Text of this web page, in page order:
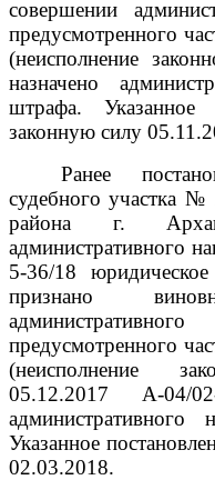
совершении
предусмотренного
(неисполнение
назначено
штрафа. Указанное
законную силу
Ранее
судебного участка №
района г.
административного
5-36/18
признано
предусмотренного
(неисполнение
05.12.2017 А-04/
Указанное
02.03.2018.